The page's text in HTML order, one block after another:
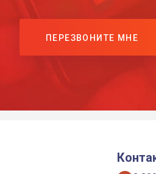
ПЕРЕЗВОНИТЕ МНЕ